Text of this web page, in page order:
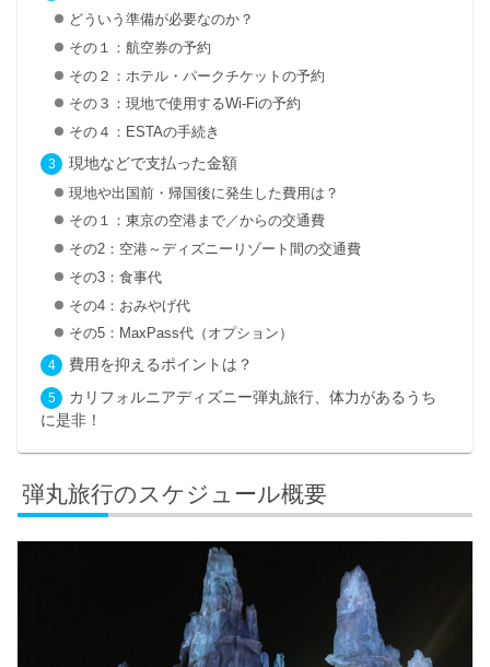
どういう準備が必要なのか？
その１：航空券の予約
その２：ホテル・パークチケットの予約
その３：現地で使用するWi-Fiの予約
その４：ESTAの手続き
現地などで支払った金額
現地や出国前・帰国後に発生した費用は？
その１：東京の空港まで／からの交通費
その2：空港～ディズニーリゾート間の交通費
その3：食事代
その4：おみやげ代
その5：MaxPass代（オプション）
費用を抑えるポイントは？
カリフォルニアディズニー弾丸旅行、体力があるうち
に是非！
弾丸旅行のスケジュール概要